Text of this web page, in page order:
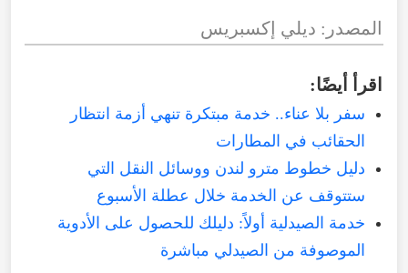
المصدر : ديلي إكسبريس
اقرأ أيضًا:
سفر بلا عناء.. خدمة مبتكرة تنهي أزمة انتظار
الحقائب في المطارات
دليل خطوط مترو لندن ووسائل النقل التي
ستتوقف عن الخدمة خلال عطلة الأسبوع
خدمة الصيدلية أولاً: دليلك للحصول على الأدوية
الموصوفة من الصيدلي مباشرة